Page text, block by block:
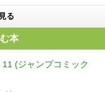
る
本
(ジャンプコミック